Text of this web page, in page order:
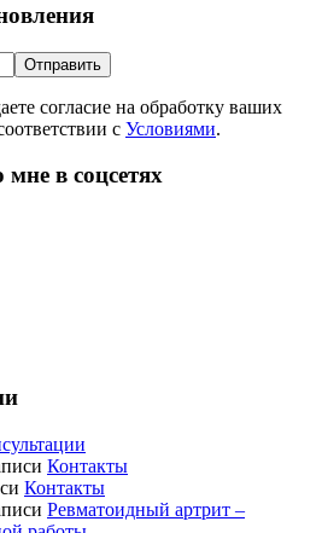
согласие на обработку ваших
с Условиями.
в соцсетях
Контакты
Контакты
Ревматоидный артрит –